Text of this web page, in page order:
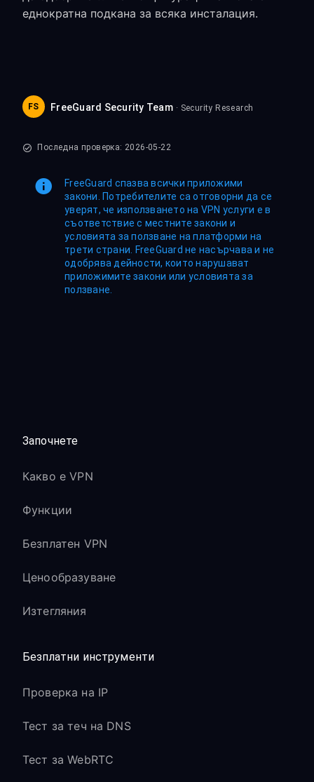
еднократна подкана за всяка инсталация.
FS FreeGuard Security Team · Security Research
Последна проверка: 2026-05-22
FreeGuard спазва всички приложими
закони. Потребителите са отговорни да се
уверят, че използването на VPN услуги е в
съответствие с местните закони и
условията за ползване на платформи на
трети страни. FreeGuard не насърчава и не
одобрява дейности, които нарушават
приложимите закони или условията за
ползване.
Започнете
Какво е VPN
Функции
Безплатен VPN
Ценообразуване
Изтегляния
Безплатни инструменти
Проверка на IP
Тест за теч на DNS
Тест за WebRTC